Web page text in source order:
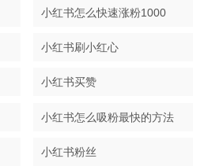
小红书怎么快速涨粉1000
小红书刷小红心
小红书买赞
小红书怎么吸粉最快的方法
小红书粉丝